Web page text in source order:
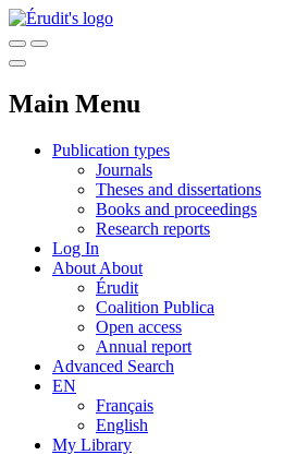
Main Menu
Publication types
Journals
Theses and dissertations
Books and proceedings
Research reports
Log In
About About
Érudit
Coalition Publica
Open access
Annual report
Advanced Search
EN
Français
English
My Library